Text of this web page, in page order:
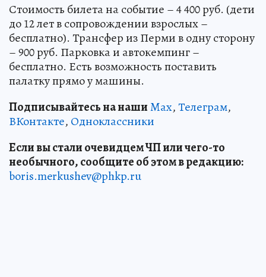
Стоимость билета на событие – 4 400 руб. (дети
до 12 лет в сопровождении взрослых –
бесплатно). Трансфер из Перми в одну сторону
– 900 руб. Парковка и автокемпинг –
бесплатно. Есть возможность поставить
палатку прямо у машины.
Подписывайтесь на нашиMax,Телеграм,
ВКонтакте, Одноклассники
Если вы стали очевидцем ЧП или чего-то
необычного, сообщите об этом в редакцию:
boris.merkushev@phkp.ru